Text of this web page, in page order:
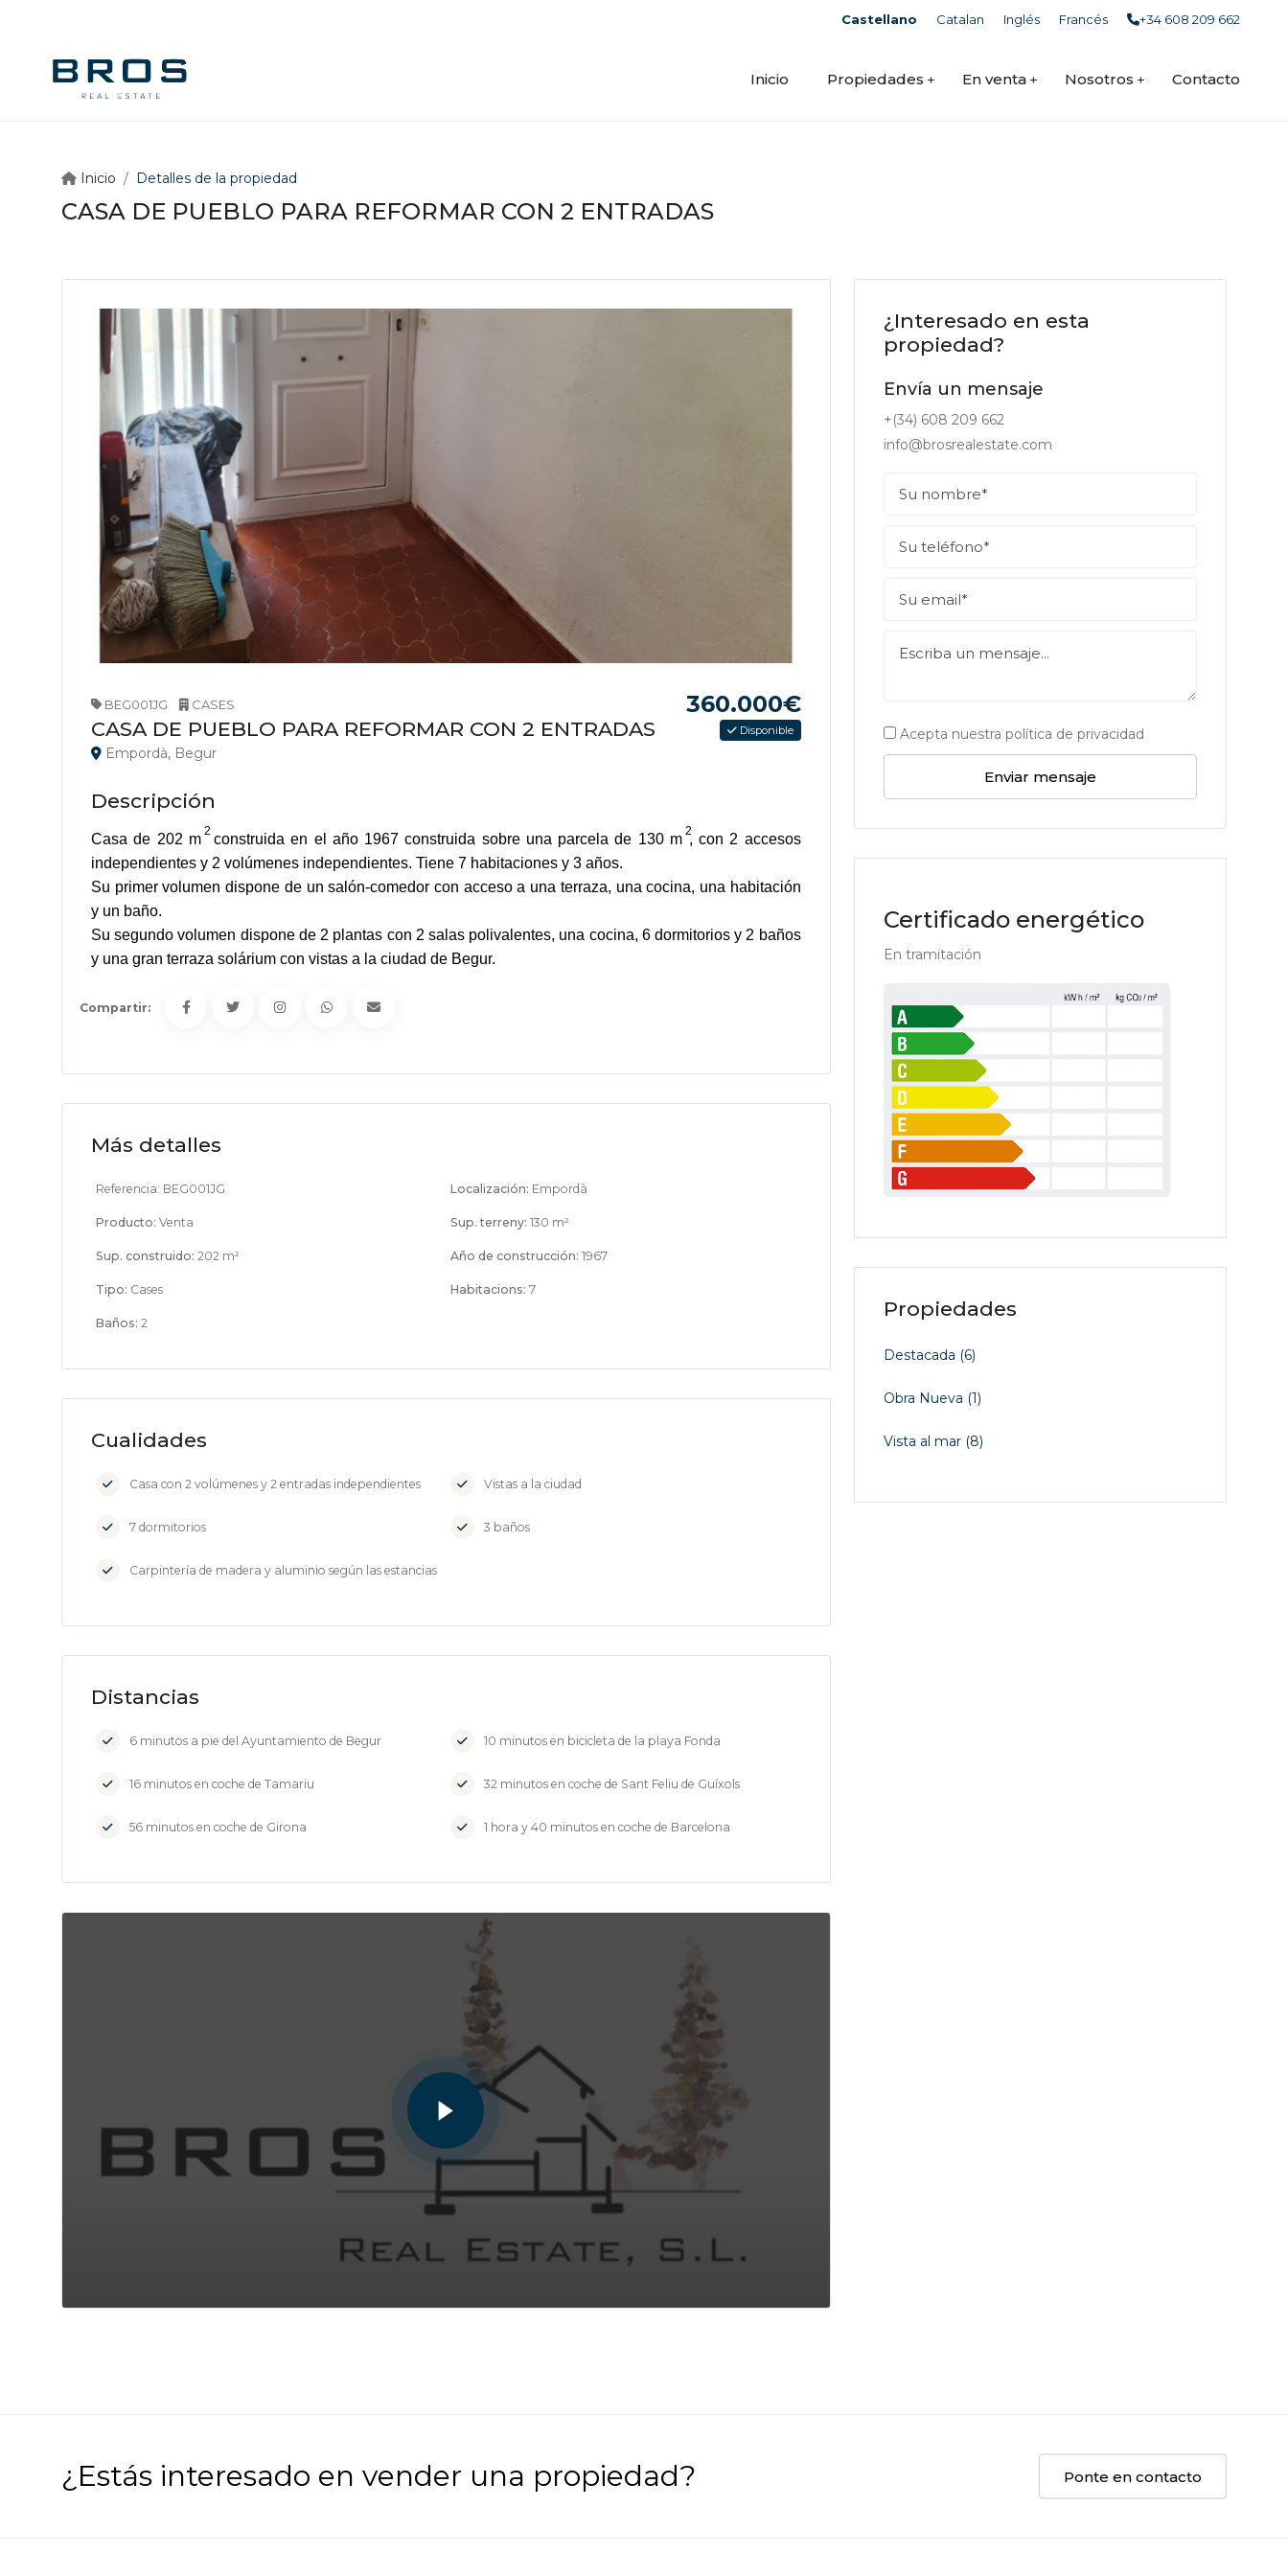
Castellano Catalan Inglés Francés +34 608 209 662
Inicio Propiedades En venta Nosotros Contacto
Inicio Detalles de la propiedad
CASA DE PUEBLO PARA REFORMAR CON 2 ENTRADAS
¿Interesado en esta
propiedad?
Envía un mensaje
+(34) 608 209 662
info@brosrealestate.com
Acepta nuestra política de privacidad
Enviar mensaje
Certificado energético
En tramitación
Propiedades
Destacada (6)
Obra Nueva (1)
Vista al mar (8)
BEG001JG CASES
CASA DE PUEBLO PARA REFORMAR CON 2 ENTRADAS
Empordà, Begur
360.000€
Disponible
Descripción
Casa de 202 m 2construida en el año 1967 construida sobre una parcela de 130 m 2, con 2 accesos
independientes y 2 volúmenes independientes. Tiene 7 habitaciones y 3 años.
Su primer volumen dispone de un salón-comedor con acceso a una terraza, una cocina, una habitación
y un baño.
Su segundo volumen dispone de 2 plantas con 2 salas polivalentes, una cocina, 6 dormitorios y 2 baños
y una gran terraza solárium con vistas a la ciudad de Begur.
Compartir:
Más detalles
Referencia: BEG001JG Localización: Empordà
Producto: Venta Sup. terreny: 130 m²
Sup. construido: 202 m² Año de construcción: 1967
Tipo: Cases Habitacions: 7
Baños: 2
Cualidades
Casa con 2 volúmenes y 2 entradas independientes Vistas a la ciudad
7 dormitorios 3 baños
Carpintería de madera y aluminio según las estancias
Distancias
6 minutos a pie del Ayuntamiento de Begur 10 minutos en bicicleta de la playa Fonda
16 minutos en coche de Tamariu 32 minutos en coche de Sant Feliu de Guíxols
56 minutos en coche de Girona 1 hora y 40 minutos en coche de Barcelona
¿Estás interesado en vender una propiedad? Ponte en contacto